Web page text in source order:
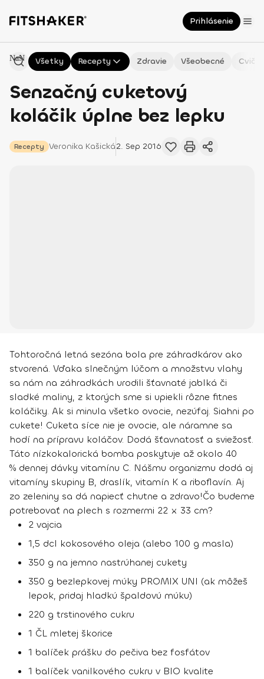
Prihlásenie
Všetky Recepty Zdravie Všeobecné
Senzačný cuketový
koláčik úplne bez lepku
Recepty Veronika Kašická2. Sep 2016
NaN
Tohtoročná letná sezóna bola pre záhradkárov ako
stvorená. Vďaka slnečným lúčom a množstvu vlahy
sa nám na záhradkách urodili šťavnaté jablká či
sladké maliny, z ktorých sme si upiekli rôzne fitnes
koláčiky. Ak si minula všetko ovocie, nezúfaj. Siahni po
cukete! Cuketa síce nie je ovocie, ale náramne sa
hodí na prípravu koláčov. Dodá šťavnatosť a sviežosť.
Táto nízkokalorická bomba poskytuje až okolo 40
% dennej dávky vitamínu C. Nášmu organizmu dodá aj
vitamíny skupiny B, draslík, vitamín K a riboflavín. Aj
zo zeleniny sa dá napiecť chutne a zdravo!Čo budeme
potrebovať na plech s rozmermi 22 x 33 cm?
2 vajcia
1,5 dcl kokosového oleja (alebo 100 g masla)
350 g na jemno nastrúhanej cukety
350 g bezlepkovej múky PROMIX UNI (ak môžeš
lepok, pridaj hladkú špaldovú múku)
220 g trstinového cukru
1 ČL mletej škorice
1 balíček prášku do pečiva bez fosfátov
1 balíček vanilkového cukru v BIO kvalite